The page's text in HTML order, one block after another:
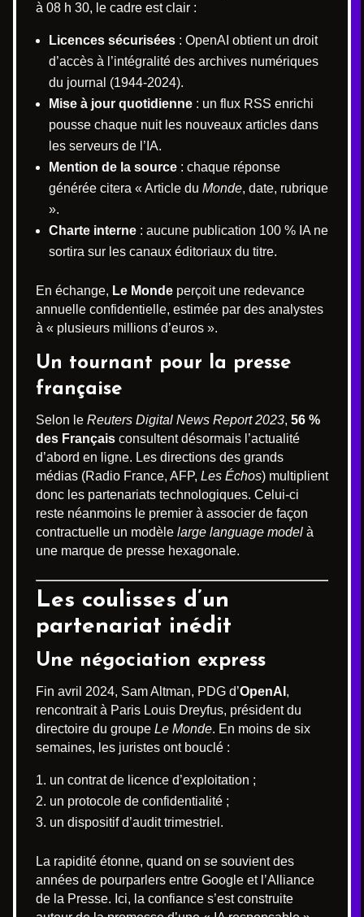
à 08 h 30, le cadre est clair :
Licences sécurisées : OpenAI obtient un droit
d’accès à l’intégralité des archives numériques
du journal (1944-2024).
Mise à jour quotidienne : un flux RSS enrichi
pousse chaque nuit les nouveaux articles dans
les serveurs de l’IA.
Mention de la source : chaque réponse
générée citera « Article du Monde, date, rubrique
».
Charte interne : aucune publication 100 % IA ne
sortira sur les canaux éditoriaux du titre.
En échange, Le Monde perçoit une redevance
annuelle confidentielle, estimée par des analystes
à « plusieurs millions d’euros ».
Un tournant pour la presse
française
Selon le Reuters Digital News Report 2023, 56 %
des Français consultent désormais l’actualité
d’abord en ligne. Les directions des grands
médias (Radio France, AFP, Les Échos) multiplient
donc les partenariats technologiques. Celui-ci
reste néanmoins le premier à associer de façon
contractuelle un modèle large language model à
une marque de presse hexagonale.
Les coulisses d’un
partenariat inédit
Une négociation express
Fin avril 2024, Sam Altman, PDG d’OpenAI ,
rencontrait à Paris Louis Dreyfus, président du
directoire du groupe Le Monde. En moins de six
semaines, les juristes ont bouclé :
un contrat de licence d’exploitation ;
un protocole de confidentialité ;
un dispositif d’audit trimestriel.
La rapidité étonne, quand on se souvient des
années de pourparlers entre Google et l’Alliance
de la Presse. Ici, la confiance s’est construite